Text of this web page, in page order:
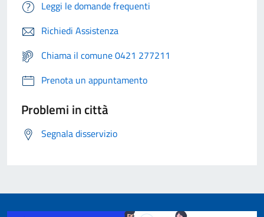
Leggi le domande frequenti
Richiedi Assistenza
Chiama il comune 0421 277211
Prenota un appuntamento
Problemi in città
Segnala disservizio